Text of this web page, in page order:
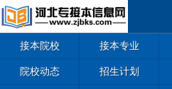
接本院校 接本专业
院校动态 招生计划